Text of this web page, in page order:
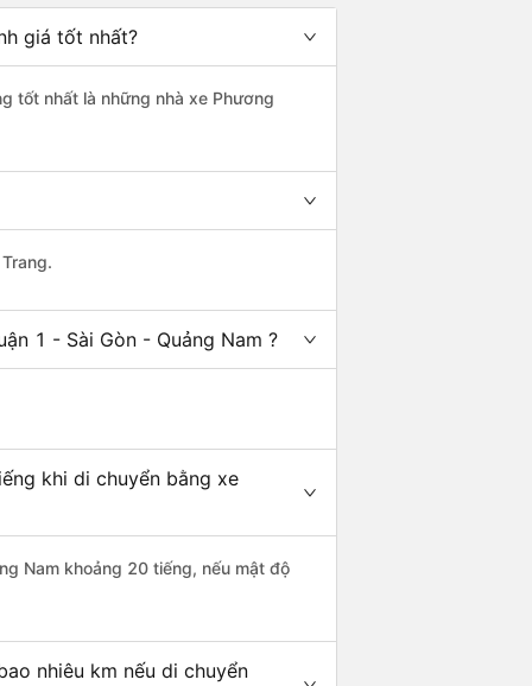
giá tốt nhất?
tốt nhất là những nhà xe Phương
1 - Sài Gòn - Quảng Nam ?
khi di chuyển bằng xe
Nam khoảng 20 tiếng, nếu mật độ
nhiêu km nếu di chuyển